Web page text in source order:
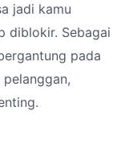
jadi kamu
diblokir. Sebagai
pada